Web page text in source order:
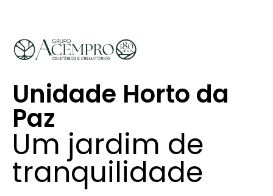
Unidade Horto da
Paz
Um jardim de
tranquilidade​